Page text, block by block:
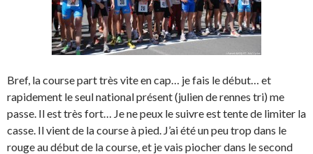
Bref, la course part très vite en cap… je fais le début… et
rapidement le seul national présent (julien de rennes tri) me
passe. Il est très fort… Je ne peux le suivre est tente de limiter la
casse. Il vient de la course à pied. J’ai été un peu trop dans le
rouge au début de la course, et je vais piocher dans le second